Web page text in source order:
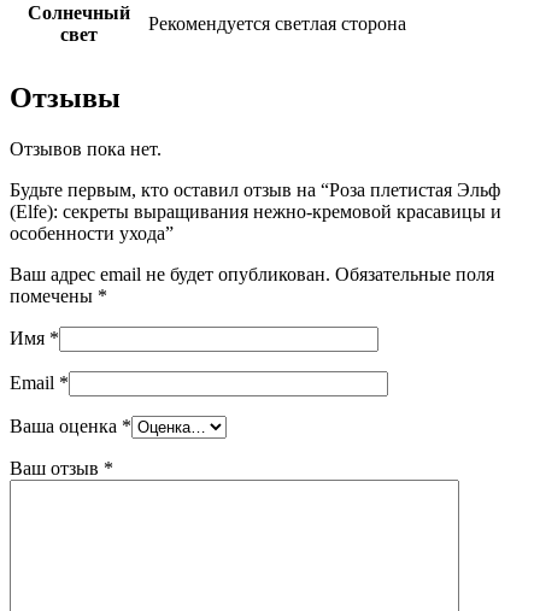
Солнечный
свет
Рекомендуется светлая сторона
Отзывы
Отзывов пока нет.
Будьте первым, кто оставил отзыв на “Роза плетистая Эльф
(Elfe): секреты выращивания нежно-кремовой красавицы и
особенности ухода”
Ваш адрес email не будет опубликован. Обязательные поля
помечены *
Имя *
Email *
Ваша оценка *
Ваш отзыв *